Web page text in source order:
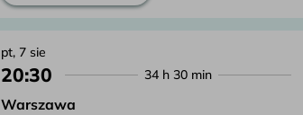
pt, 7 sie
20:30 34 h 30 min
Warszawa